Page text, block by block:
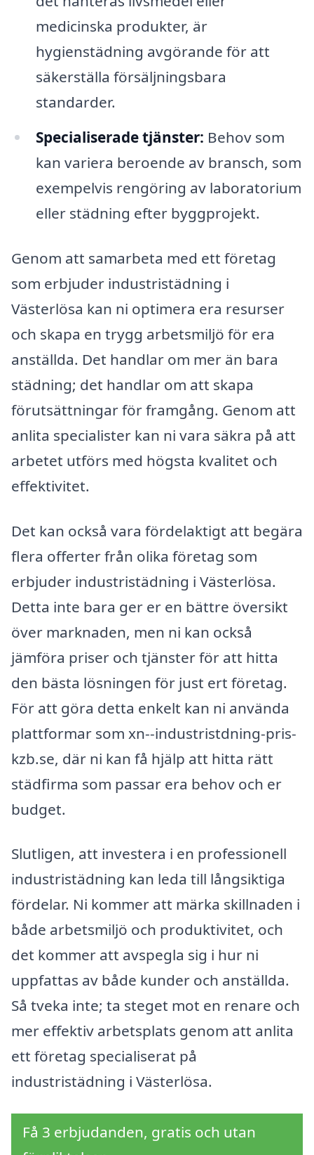
medicinska produkter, är
hygienstädning avgörande för att
säkerställa försäljningsbara
standarder.
Specialiserade tjänster: Behov som
kan variera beroende av bransch, som
exempelvis rengöring av laboratorium
eller städning efter byggprojekt.
Genom att samarbeta med ett företag
som erbjuder industristädning i
Västerlösa kan ni optimera era resurser
och skapa en trygg arbetsmiljö för era
anställda. Det handlar om mer än bara
städning; det handlar om att skapa
förutsättningar för framgång. Genom att
anlita specialister kan ni vara säkra på att
arbetet utförs med högsta kvalitet och
effektivitet.
Det kan också vara fördelaktigt att begära
flera offerter från olika företag som
erbjuder industristädning i Västerlösa.
Detta inte bara ger er en bättre översikt
över marknaden, men ni kan också
jämföra priser och tjänster för att hitta
den bästa lösningen för just ert företag.
För att göra detta enkelt kan ni använda
plattformar som xn--industristdning-pris-
kzb.se, där ni kan få hjälp att hitta rätt
städfirma som passar era behov och er
budget.
Slutligen, att investera i en professionell
industristädning kan leda till långsiktiga
fördelar. Ni kommer att märka skillnaden i
både arbetsmiljö och produktivitet, och
det kommer att avspegla sig i hur ni
uppfattas av både kunder och anställda.
Så tveka inte; ta steget mot en renare och
mer effektiv arbetsplats genom att anlita
ett företag specialiserat på
industristädning i Västerlösa.
Få 3 erbjudanden, gratis och utan